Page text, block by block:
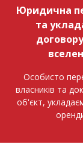
Юридична
та
Особисто
власників та
об'єкт,